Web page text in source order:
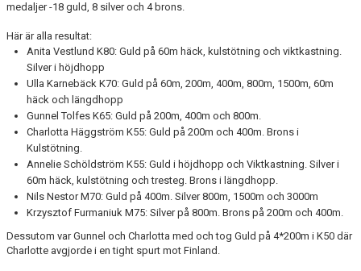
medaljer -18 guld, 8 silver och 4 brons.
Här är alla resultat:
Anita Vestlund K80: Guld på 60m häck, kulstötning och viktkastning.
Silver i höjdhopp
Ulla Karnebäck K70: Guld på 60m, 200m, 400m, 800m, 1500m, 60m
häck och längdhopp
Gunnel Tolfes K65: Guld på 200m, 400m och 800m.
Charlotta Häggström K55: Guld på 200m och 400m. Brons i
Kulstötning.
Annelie Schöldström K55: Guld i höjdhopp och Viktkastning. Silver i
60m häck, kulstötning och tresteg. Brons i längdhopp.
Nils Nestor M70: Guld på 400m. Silver 800m, 1500m och 3000m
Krzysztof Furmaniuk M75: Silver på 800m. Brons på 200m och 400m.
Dessutom var Gunnel och Charlotta med och tog Guld på 4*200m i K50 där
Charlotte avgjorde i en tight spurt mot Finland.